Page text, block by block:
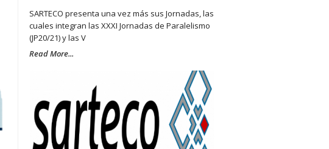
SARTECO presenta una vez más sus Jornadas, las
cuales integran las XXXI Jornadas de Paralelismo
(JP20/21) y las V
Read More...